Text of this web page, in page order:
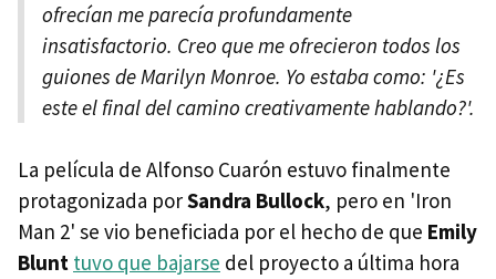
ofrecían me parecía profundamente
insatisfactorio. Creo que me ofrecieron todos los
guiones de Marilyn Monroe. Yo estaba como: '¿Es
este el final del camino creativamente hablando?'.
La película de Alfonso Cuarón estuvo finalmente
protagonizada porSandra Bullock, pero en 'Iron
Man 2' se vio beneficiada por el hecho de que Emily
Blunt tuvo que bajarse del proyecto a última hora